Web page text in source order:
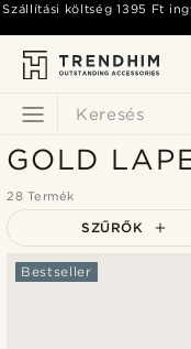
Keresés
Szállítási költség1395 Ft
GOLD
28 Termék
SZŰRŐK
Bestseller